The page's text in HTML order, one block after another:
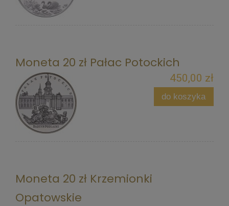
Moneta 20 zł Pałac Potockich
450,00 zł
do koszyka
Moneta 20 zł Krzemionki
Opatowskie